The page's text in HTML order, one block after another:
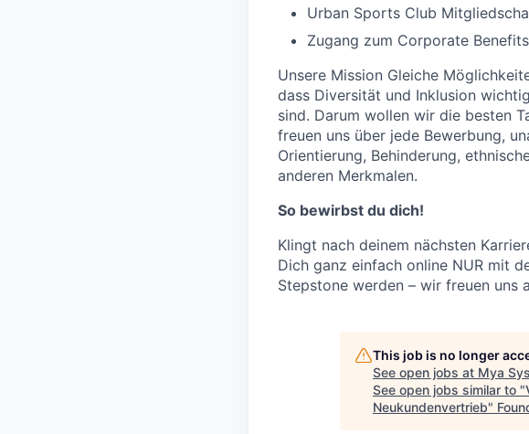
Urban Sports Club
Zugang zum Corporate
Unsere Mission Gleiche
dass Diversität und Inklusion
sind. Darum wollen wir die besten
freuen uns über jede Bewerbung,
Orientierung, Behinderung,
anderen Merkmalen.
So bewirbst du dich!
Klingt nach deinem nächsten
Dich ganz einfach online NUR mit
Stepstone werden – wir freuen uns
This job is no longer
See open jobs at Mya
See open jobs similar to "
Neukundenvertrieb"